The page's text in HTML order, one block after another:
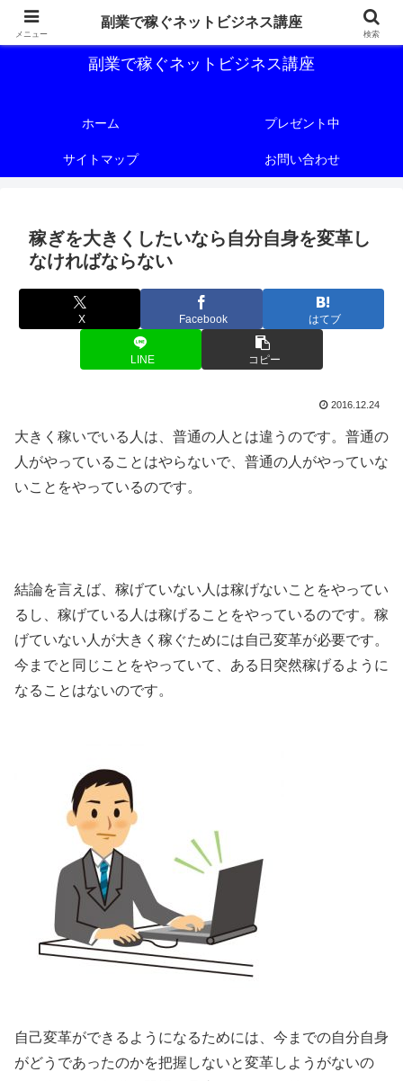
副業で稼ぐためのネットビジネス講座を公開しております。
副業で稼ぐネットビジネス講座
ホーム プレゼント中
サイトマップ お問い合わせ
稼ぎを大きくしたいなら自分自身を変革し
なければならない
X Facebook はてブ
LINE コピー
2016.12.24
大きく稼いでいる人は、普通の人とは違うのです。普通の
人がやっていることはやらないで、普通の人がやっていな
いことをやっているのです。
結論を言えば、稼げていない人は稼げないことをやってい
るし、稼げている人は稼げることをやっているのです。稼
げていない人が大きく稼ぐためには自己変革が必要です。
今までと同じことをやっていて、ある日突然稼げるように
なることはないのです。
自己変革ができるようになるためには、今までの自分自身
がどうであったのかを把握しないと変革しようがないの
メニュー
副業で稼ぐネットビジネス講座
検索